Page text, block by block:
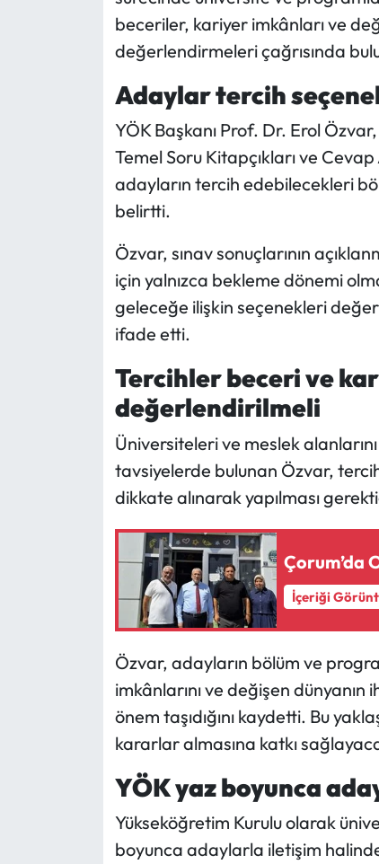
beceriler, kariyer imkânları ve
değerlendirmeleri çağrısında
Adaylar tercih
YÖK Başkanı Prof. Dr. Erol
Temel Soru Kitapçıkları ve Cevap
adayların tercih edebilecekleri
belirtti.
Özvar, sınav sonuçlarının
için yalnızca bekleme dönemi
geleceğe ilişkin seçenekleri
ifade etti.
Tercihler beceri ve
değerlendirilmeli
Üniversiteleri ve meslek
tavsiyelerde bulunan Özvar,
dikkate alınarak yapılması
Çorum’da
İçeriği
Özvar, adayların bölüm ve
imkânlarını ve değişen dünyanın
önem taşıdığını kaydetti. Bu
kararlar almasına katkı
YÖK yaz boyunca
Yükseköğretim Kurulu olarak
boyunca adaylarla iletişim
Mecitözü Haberleri
Oğuzlar Haberleri
Ortaköy Haberleri
Osmancık Haberleri
Resmi İlan
Resmi Reklam
Sungurlu Haberleri
Uğurludağ Haberleri
Yayla Haber
Yemek Tarifleri
Yerel Haberler